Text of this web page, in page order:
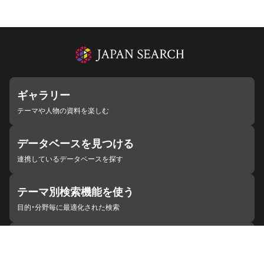
ギャラリー
テーマや人物の資料を楽しむ
データベースを見つける
連携しているデータベースを探す
テーマ別検索機能を使う
目的・分野毎に最適化された検索